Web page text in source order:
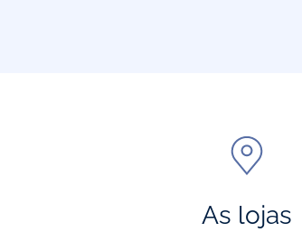
As lojas